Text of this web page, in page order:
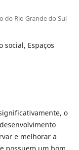
do Rio Grande do Sul
social, Espaços
o
e melhorar a